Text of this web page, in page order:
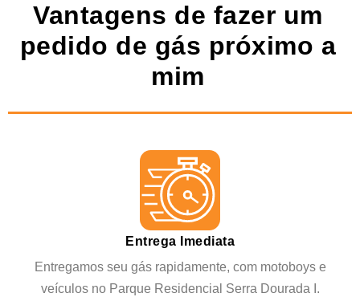
Vantagens de fazer um
pedido de gás próximo a
mim
Entrega Imediata
Entregamos seu gás rapidamente, com motoboys e
veículos no Parque Residencial Serra Dourada I.